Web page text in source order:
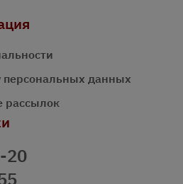
персональных данных
рассылок
20